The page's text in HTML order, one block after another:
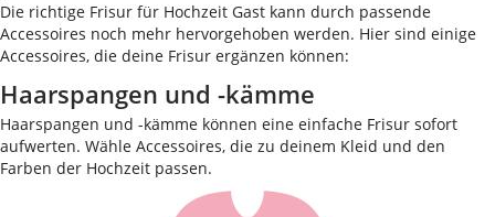
Die richtige Frisur für Hochzeit Gast kann durch passende
Accessoires noch mehr hervorgehoben werden. Hier sind einige
Accessoires, die deine Frisur ergänzen können:
Haarspangen und -kämme
Haarspangen und -kämme können eine einfache Frisur sofort
aufwerten. Wähle Accessoires, die zu deinem Kleid und den
Farben der Hochzeit passen.